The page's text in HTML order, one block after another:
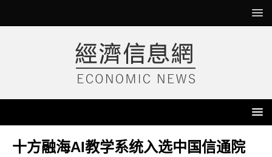
十方融海AI教学系统入选中国信通院